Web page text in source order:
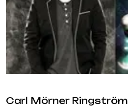
Carl Mörner Ringström